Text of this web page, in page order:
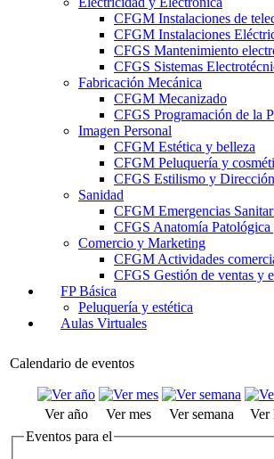
CFGM Instalaciones de
CFGM Instalaciones
CFGS Mantenimiento
CFGS Sistemas
Fabricación Mecánica
CFGM Mecanizado
CFGS Programación de la
Imagen Personal
CFGM Estética y belleza
CFGM Peluquería y
CFGS Estilismo y
Sanidad
CFGM Emergencias
CFGS Anatomía
Comercio y Marketing
CFGM Actividades
CFGS Gestión de ventas y
FP Básica
Peluquería y estética
Aulas Virtuales
Calendario de eventos
Ver año Ver mes Ver semana Ver
Eventos para el